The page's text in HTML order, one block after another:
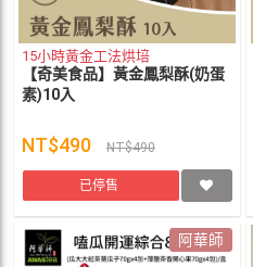
15小時黃金工法烘培
【奇美食品】黃金鳳梨酥(奶蛋
素)10入
NT$490 NT$490
已停售
阿華師